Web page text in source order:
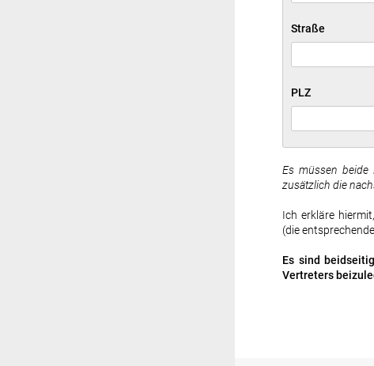
Straße
PLZ
Es müssen beide
zusätzlich die
Ich erkläre
(die
Es sind
Vertreters